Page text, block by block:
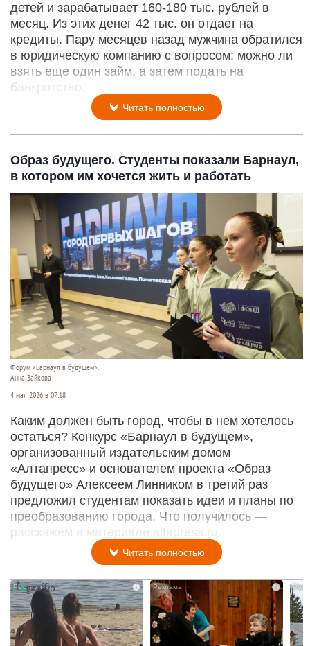
детей и зарабатывает 160-180 тыс. рублей в
месяц. Из этих денег 42 тыс. он отдает на
кредиты. Пару месяцев назад мужчина обратился
в юридическую компанию с вопросом: можно ли
взять еще один займ, а затем подать на
банкротство.
Читать полностью
Образ будущего. Студенты показали Барнаул,
в котором им хочется жить и работать
Форум «Барнаул в будущем».
Анна Зайкова
4 мая 2026 в 07:18
Каким должен быть город, чтобы в нем хотелось
остаться? Конкурс «Барнаул в будущем»,
организованный издательским домом
«Алтапресс» и основателем проекта «Образ
будущего» Алексеем Линником в третий раз
предложил студентам показать идеи и планы по
преобразованию города. Что получилось —
расскажем в материале altapress.ru.
Читать полностью
i